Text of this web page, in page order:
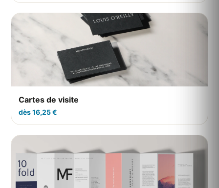
Cartes de visite
dès 16,25 €